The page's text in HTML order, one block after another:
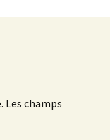
Les champs